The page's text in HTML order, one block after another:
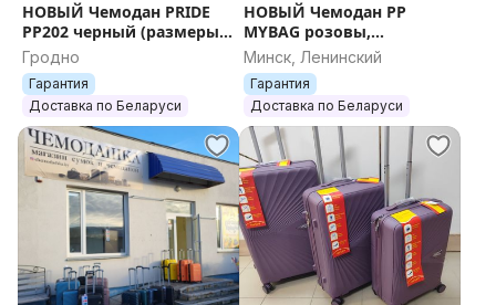
НОВЫЙ Чемодан PRIDE
PP202 черный (размеры
S, M, L) + БЕСПЛАТНАЯ
ДОСТАВКА ПО БЕЛАРУСИ
Гродно
Гарантия
Доставка по Беларуси
НОВЫЙ Чемодан PP
MYBAG розовы,
фиолетовый ( М- 165
бел.руб) + БЕСПЛАТНАЯ
ОТПРАВКА
Минск, Ленинский
Гарантия
Доставка по Беларуси